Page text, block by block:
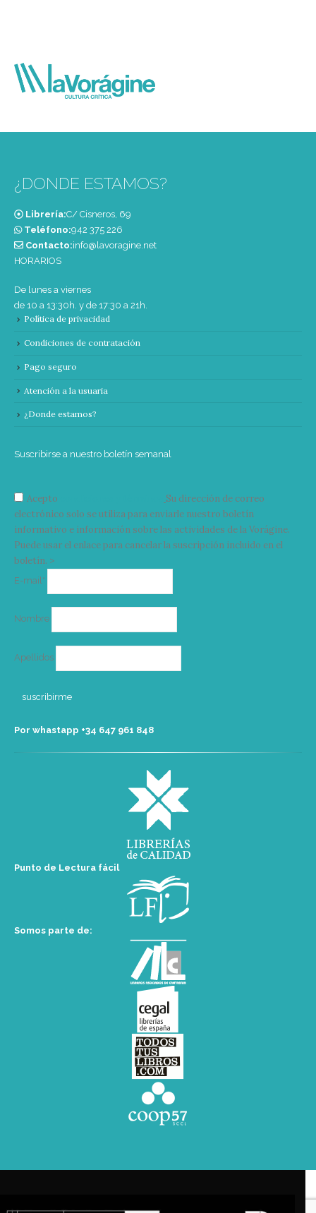
¿DONDE ESTAMOS?
Librería:C/ Cisneros, 69
Teléfono:‭942 375 226‬
Contacto:info@lavoragine.net
HORARIOS
De lunes a viernes
de 10 a 13:30h. y de 17:30 a 21h.
Política de privacidad
Condiciones de contratación
Pago seguro
Atención a la usuaria
¿Donde estamos?
Suscribirse a nuestro boletín semanal
Acepto
Su dirección de correo
electrónico solo se utiliza para enviarle nuestro boletín
informativo e información sobre las actividades de la Vorágine.
Puede usar el enlace para cancelar la suscripción incluido en el
boletín. >
E-mail*
Nombre
Apellidos
Por whastapp +34 ‭647 961 848‬
Punto de Lectura fácil
Somos parte de: